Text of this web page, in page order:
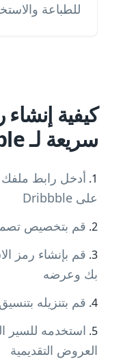
للطباعة
كيفية
سريعة لـ Dribbble
أدخل رابط
على Dribbble
قم بتخصيص
قم بإنشاء رمز
بك وعرضه
قم بتنزيله بتنسيق PNG أو SVG أو PDF
استخدمه للسير
العروض التقديمية